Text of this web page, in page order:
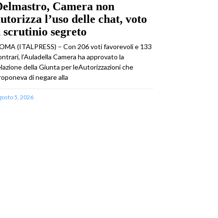
Camera non
l’uso delle chat, voto
scrutinio segreto
(ITALPRESS) – Con 206 voti favorevoli e 133
l’Auladella Camera ha approvato la
della Giunta per leAutorizzazioni che
di negare alla
5, 2026